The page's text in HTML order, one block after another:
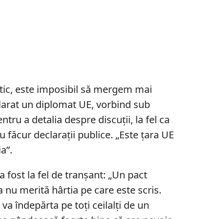
este imposibil să mergem mai
un diplomat UE, vorbind sub
a detalia despre discuții, la fel ca
făcur declarații publice. „Este țara UE
fost la fel de tranșant: „Un pact
merită hârtia pe care este scris.
îndepărta pe toți ceilalți de un